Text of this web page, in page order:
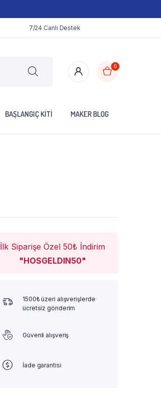
7/24 Canlı Destek
0
BAŞLANGIÇ KITI MAKER BLOG
İlk Siparişe Özel 50₺ İndirim
"HOSGELDIN50"
1500₺ üzeri alışverişlerde
ücretsiz gönderim
Güvenli alışveriş
İade garantisi